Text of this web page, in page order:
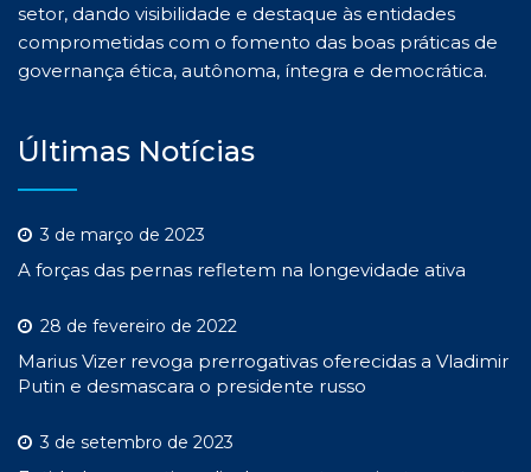
setor, dando visibilidade e destaque às entidades
comprometidas com o fomento das boas práticas de
governança ética, autônoma, íntegra e democrática.
Últimas Notícias
3 de março de 2023
A forças das pernas refletem na longevidade ativa
28 de fevereiro de 2022
Marius Vizer revoga prerrogativas oferecidas a Vladimir
Putin e desmascara o presidente russo
3 de setembro de 2023